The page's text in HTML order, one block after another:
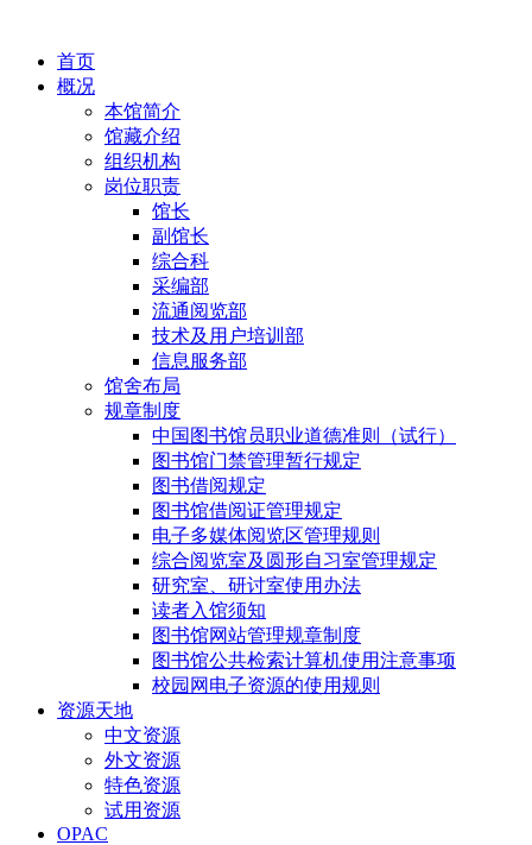
首页
概况
本馆简介
馆藏介绍
组织机构
岗位职责
馆长
副馆长
综合科
采编部
流通阅览部
技术及用户培训部
信息服务部
馆舍布局
规章制度
中国图书馆员职业道德准则（试行）
图书馆门禁管理暂行规定
图书借阅规定
图书馆借阅证管理规定
电子多媒体阅览区管理规则
综合阅览室及圆形自习室管理规定
研究室、研讨室使用办法
读者入馆须知
图书馆网站管理规章制度
图书馆公共检索计算机使用注意事项
校园网电子资源的使用规则
资源天地
中文资源
外文资源
特色资源
试用资源
OPAC